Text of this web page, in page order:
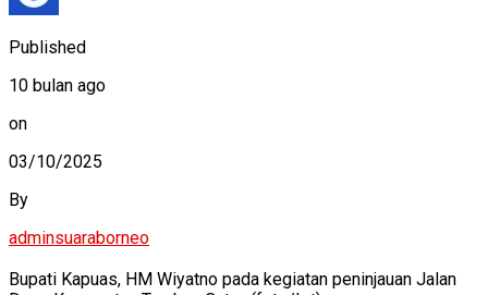
Published
10 bulan ago
on
03/10/2025
By
adminsuaraborneo
Bupati Kapuas, HM Wiyatno pada kegiatan peninjauan Jalan